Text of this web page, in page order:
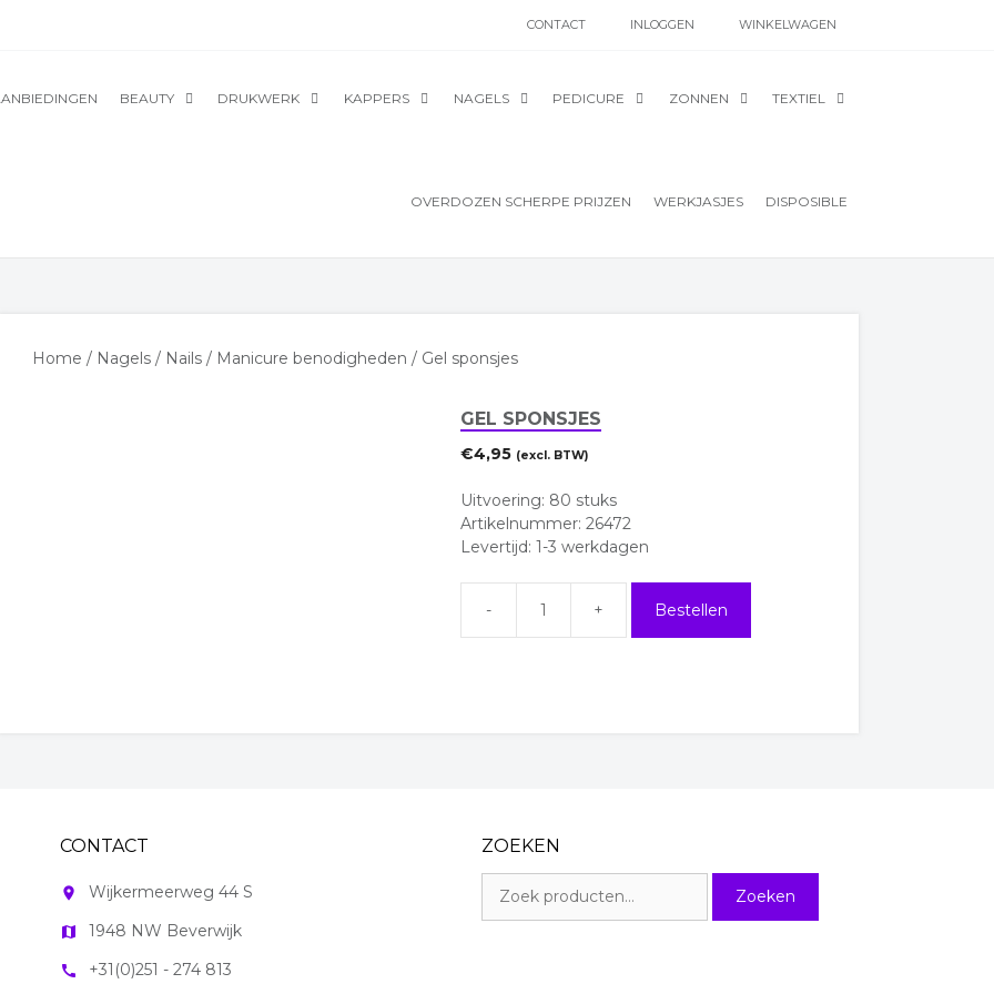
CONTACT INLOGGEN WINKELWAGEN
BEAUTY DRUKWERK KAPPERS NAGELS PEDICURE ZONNEN TEXTIEL
OVERDOZEN SCHERPE PRIJZEN WERKJASJES DISPOSIBLE
Home / Nagels / Nails / Manicure benodigheden / Gel sponsjes
GEL SPONSJES
€4,95 (excl. BTW)
Uitvoering: 80 stuks
Artikelnummer: 26472
Levertijd: 1-3 werkdagen
sponsjes
Bestellen
CONTACT
room Wijkermeerweg 44 S
map 1948 NW Beverwijk
call +31(0)251 - 274 813
ZOEKEN
naar:
Zoeken